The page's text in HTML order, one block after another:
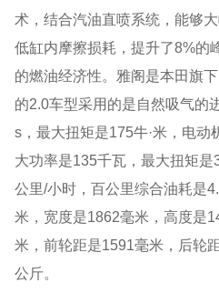
术，结合汽油直喷系统，能够
低缸内摩擦损耗，提升了8%的
的燃油经济性。雅阁是本田旗
的2.0车型采用的是自然吸气的
s，最大扭矩是175牛·米，电动
大功率是135千瓦，最大扭矩是
公里/小时，百公里综合油耗是
米，宽度是1862毫米，高度是
米，前轮距是1591毫米，后轮
公斤。